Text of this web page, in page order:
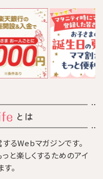
とは
るWebマガジンです。
と楽しくするためのアイ
。